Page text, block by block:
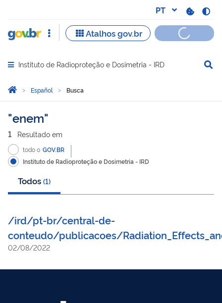
Abrir menu principal de navegação
Instituto de Radioproteção e Dosimetria - IRD
Você está aqui:
Página Inicial
Español Busca
Busca
enem
1 Resultado em
todo o GOV.BR
Instituto de Radioproteção e Dosimetria - IRD
Todos (1)
/ird/pt-br/central-de-
conteudo/publicacoes/
02/08/2022